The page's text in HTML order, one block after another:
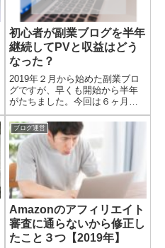
初心者が副業ブログを半年
継続してPVと収益はどう
なった？
2019年２月から始めた副業ブロ
グですが、早くも開始から半年
がたちました。今回は６ヶ月目
の運営報告と併せて、半年間の
振り返りをしてみようと思いま
す。ブログ運営６ヶ月（2019年7
月）のレポートブログ５ヶ月目
の運営報告！累計10000PVに
到...
ブログ運営
Amazonのアフィリエイト
審査に通らないから修正し
たこと３つ【2019年】